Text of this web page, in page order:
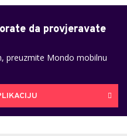
da provjeravate
preuzmite Mondo mobilnu